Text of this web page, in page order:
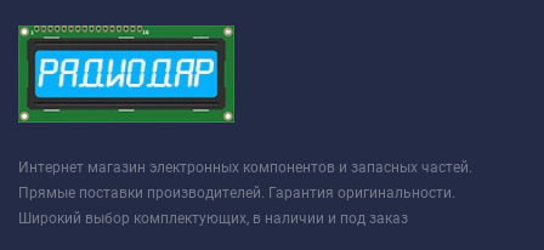
Интернет магазин электронных компонентов и запасных частей.
Прямые поставки производителей. Гарантия оригинальности.
Широкий выбор комплектующих, в наличии и под заказ